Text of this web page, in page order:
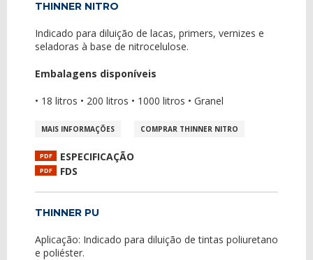
THINNER NITRO
Indicado para diluição de lacas, primers, vernizes e
seladoras à base de nitrocelulose.
Embalagens disponíveis
• 18 litros • 200 litros • 1000 litros • Granel
MAIS INFORMAÇÕES COMPRAR THINNER NITRO
PDF ESPECIFICAÇÃO
PDF FDS
THINNER PU
Aplicação: Indicado para diluição de tintas poliuretano
e poliéster.